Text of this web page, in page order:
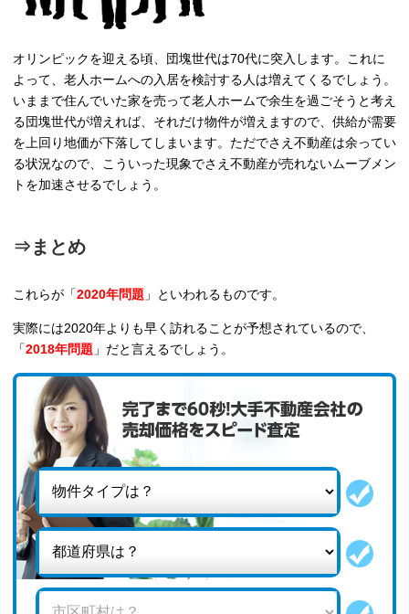
オリンピックを迎える頃、団塊世代は70代に突入します。これに
よって、老人ホームへの入居を検討する人は増えてくるでしょう。
いままで住んでいた家を売って老人ホームで余生を過ごそうと考え
る団塊世代が増えれば、それだけ物件が増えますので、供給が需要
を上回り地価が下落してしまいます。ただでさえ不動産は余ってい
る状況なので、こういった現象でさえ不動産が売れないムーブメン
トを加速させるでしょう。
⇒まとめ
これらが「2020年問題 」といわれるものです。
実際には2020年よりも早く訪れることが予想されているので、
「2018年問題 」だと言えるでしょう。